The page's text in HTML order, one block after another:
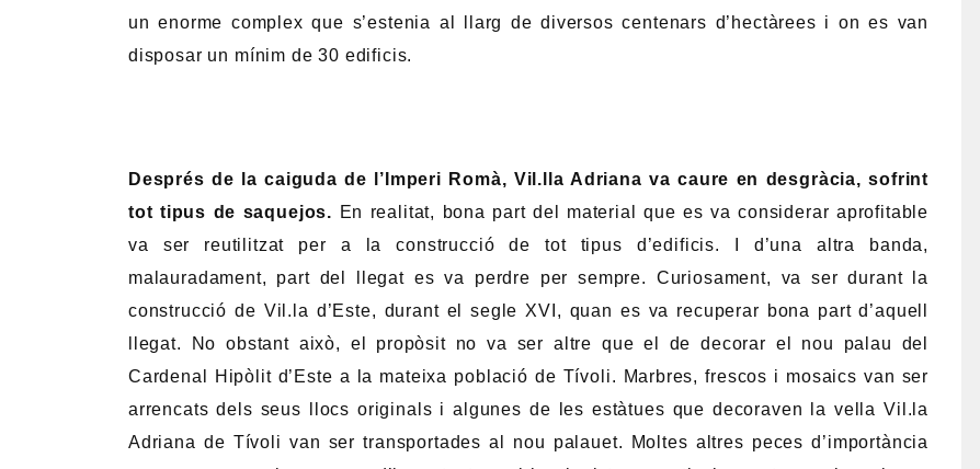
VIL.LA ADRIANA, LA MORADA ESTIVAL DE L’EMPERAD ADRIÀ